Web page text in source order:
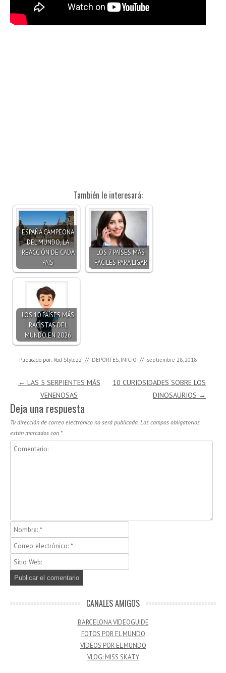
También le interesará:
ESPAÑA CAMPEONA
DEL MUNDO, LA
REACCIÓN DE CADA
PAÍS
LOS 7 PAÍSES MÁS
FÁCILES PARA LIGAR
LOS 10 PAÍSES MÁS
RACISTAS DEL
MUNDO EN 2026
Publicado por: Rod Stylezz // DEPORTES INICIO // septiembre 28, 2018
Navegación de entradas
← LAS 5 SERPIENTES MÁS
VENENOSAS
10 CURIOSIDADES SOBRE LOS
DINOSAURIOS →
Deja una respuesta
Tu dirección de correo electrónico no será publicada. Los campos obligatorios
están marcados con *
CANALES AMIGOS
BARCELONA VIDEOGUIDE
FOTOS POR EL MUNDO
VÍDEOS POR EL MUNDO
VLOG: MISS SKATY